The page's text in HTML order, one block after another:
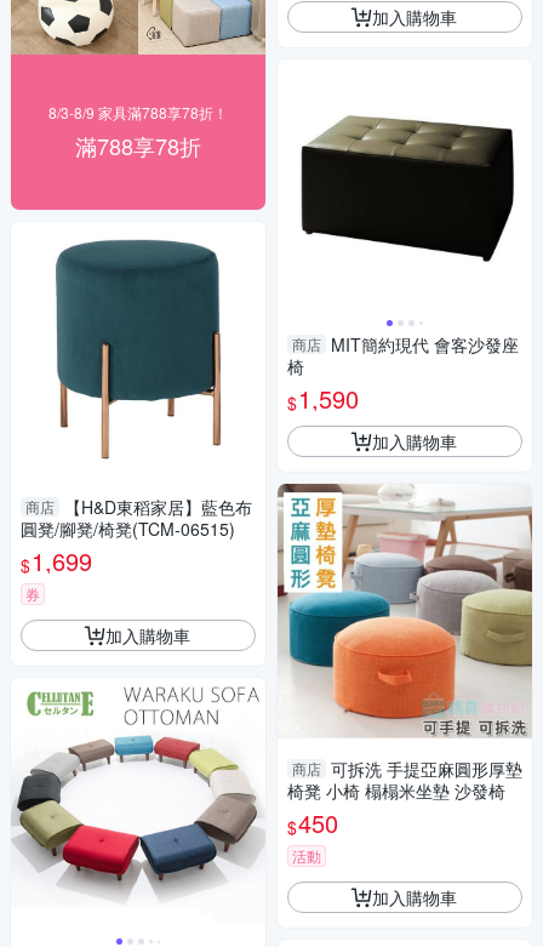
8/3-8/9 家具滿788享78折！
滿788享78折
商店
【H&D東稻家居】藍色布
圓凳/腳凳/椅凳(TCM-06515)
$1,699
券
加入購物車
加入購物車
商店 MIT簡約現代 會客沙發座
椅
$1,590
加入購物車
商店 可拆洗 手提亞麻圓形厚墊
椅凳 小椅 榻榻米坐墊 沙發椅
$450
活動
加入購物車